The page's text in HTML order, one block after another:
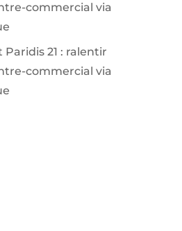
commercial via
Paridis 21 : ralentir
commercial via